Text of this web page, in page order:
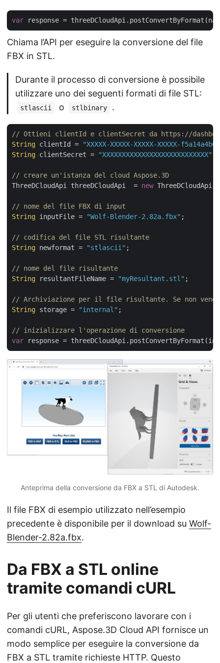
var response =
Chiama l’API per eseguire la conversione del file
FBX in STL.
Durante il processo di conversione è possibile
utilizzare uno dei seguenti formati di file STL:
stlascii o stlbinary .
// Ottieni clientId e clientSecret da https://
String clientId =
"XXXXX-XXXXX-XXXXX-XXXXX-
String clientSecret = "XXXXXXXXXXXXXXXXXXXXXXXXXXX"
// creare un'istanza del cloud Aspose.3D
ThreeDCloudApi threeDCloudApi  = new ThreeDCloudApi(
// nome del file FBX di input
String inputFile = "Wolf-Blender-2.82a.fbx" ;
// codifica del file STL risultante
String newformat = "stlascii" ;
// nome del file risultante
String resultantFileName = "myResultant.stl" ;
// Archiviazione per il file risultante. Se non
String storage = "internal" ;
// inizializzare l'operazione di conversione
var response =
Anteprima della conversione da FBX a STL di Autodesk.
Il file FBX di esempio utilizzato nell’esempio
precedente è disponibile per il download su Wolf-
Blender-2.82a.fbx.
Da FBX a STL online
tramite comandi cURL
Per gli utenti che preferiscono lavorare con i
comandi cURL, Aspose.3D Cloud API fornisce un
modo semplice per eseguire la conversione da
FBX a STL tramite richieste HTTP. Questo